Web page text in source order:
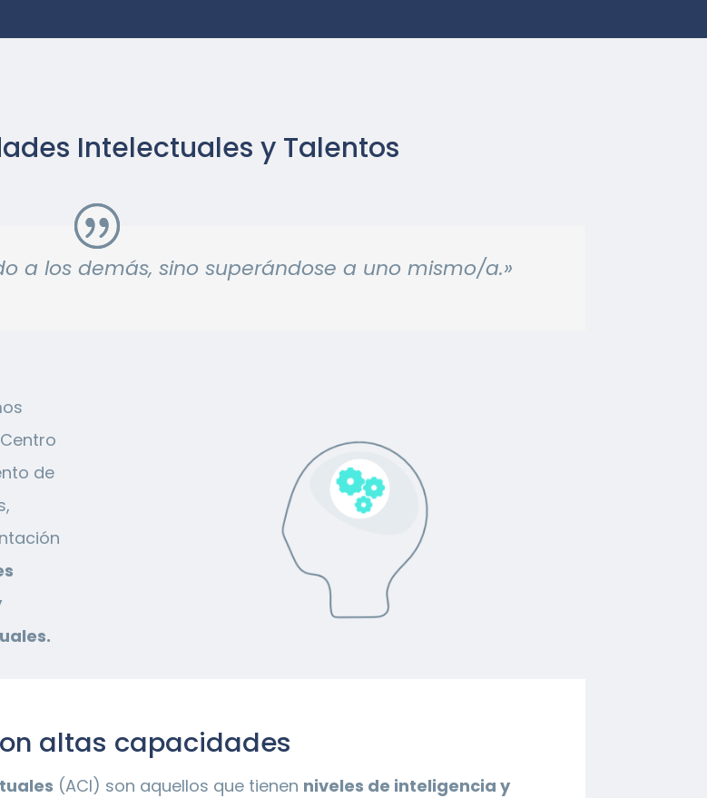
Intelectuales y Talentos
a los demás, sino superándose a uno mismo/a.»
de
altas capacidades
(ACI) son aquellos que tienen niveles de inteligencia y